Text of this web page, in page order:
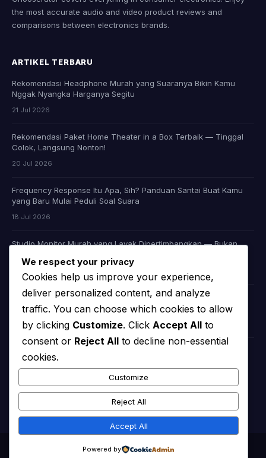
the most accurate audio and video product reviews and
comparisons between electronics brands.
ARTIKEL TERBARU
Rekomendasi Headphone Murah yang Suaranya Bikin Kamu
Nggak Nyangka Harganya Segitu
21 Jul 2026
Rekomendasi Paket Home Theater in a Box Terbaik — Tinggal
Colok, Langsung Nonton!
20 Jul 2026
Frequency Response Itu Apa, Sih? Panduan Santai Buat Kamu
yang Baru Mulai Peduli Soal Suara
18 Jul 2026
Studio Monitor Murah yang Layak Dipertimbangkan — Bukan
Headphone Audiophile Murah: Apakah Memang Ada, atau Kita
Cuma Dibohongi Iklan?
08 Jul 2026
Chooserator | Your Ultimate Audio & Video Guide
We respect your privacy
Cookies help us improve your experience,
deliver personalized content, and analyze
traffic. You can choose which cookies to allow
by clicking Customize. Click Accept All to
consent or Reject All to decline non-essential
cookies.
Customize
Reject All
Accept All
Powered by